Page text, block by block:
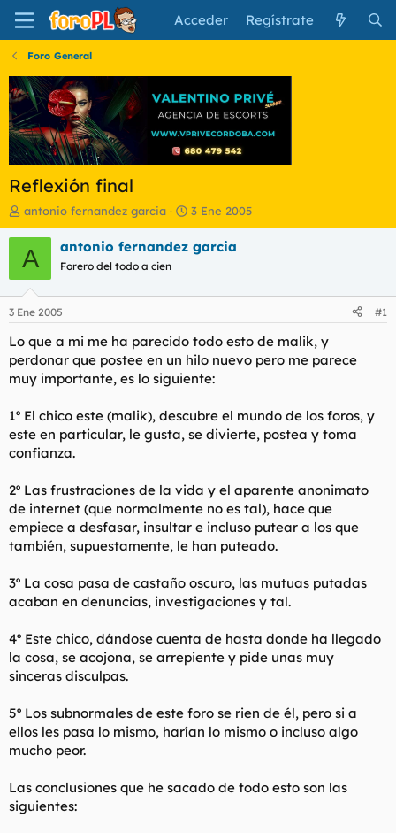
Acceder Regístrate
Foro General
Reflexión final
I
n
i
c
a
o
r
e
l
e
m
a
antonio fernandez garcia
F
e
c
h
i
n
c
i
3 Ene 2005
A antonio fernandez garcia
Forero del todo a cien
3 Ene 2005 #1
Lo que a mi me ha parecido todo esto de malik, y
perdonar que postee en un hilo nuevo pero me parece
muy importante, es lo siguiente:
1º El chico este (malik), descubre el mundo de los foros, y
este en particular, le gusta, se divierte, postea y toma
confianza.
2º Las frustraciones de la vida y el aparente anonimato
de internet (que normalmente no es tal), hace que
empiece a desfasar, insultar e incluso putear a los que
también, supuestamente, le han puteado.
3º La cosa pasa de castaño oscuro, las mutuas putadas
acaban en denuncias, investigaciones y tal.
4º Este chico, dándose cuenta de hasta donde ha llegado
la cosa, se acojona, se arrepiente y pide unas muy
sinceras disculpas.
5º Los subnormales de este foro se rien de él, pero si a
ellos les pasa lo mismo, harían lo mismo o incluso algo
mucho peor.
Las conclusiones que he sacado de todo esto son las
siguientes: